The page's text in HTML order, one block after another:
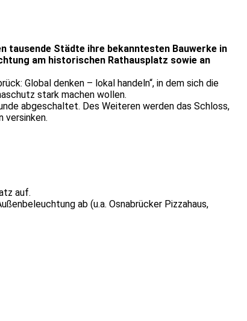
tausende Städte ihre bekanntesten Bauwerke in
am historischen Rathausplatz sowie an
Global denken – lokal handeln“, in dem sich die
stark machen wollen.
abgeschaltet. Des Weiteren werden das Schloss,
versinken.
auf.
ab (u.a. Osnabrücker Pizzahaus,